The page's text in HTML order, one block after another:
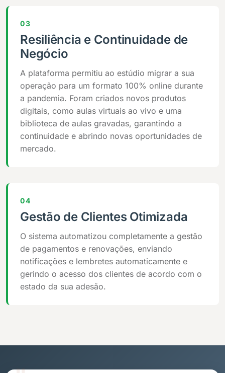
03
Resiliência e Continuidade de
Negócio
A plataforma permitiu ao estúdio migrar a sua
operação para um formato 100% online durante
a pandemia. Foram criados novos produtos
digitais, como aulas virtuais ao vivo e uma
biblioteca de aulas gravadas, garantindo a
continuidade e abrindo novas oportunidades de
mercado.
04
Gestão de Clientes Otimizada
O sistema automatizou completamente a gestão
de pagamentos e renovações, enviando
notificações e lembretes automaticamente e
gerindo o acesso dos clientes de acordo com o
estado da sua adesão.